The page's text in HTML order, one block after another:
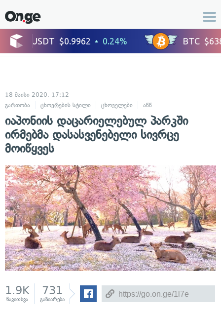
18 მაისი 2020, 17:12
გართობა
ცხოვრების სტილი ცხოველები აწწ
იაპონიის დაცარიელებულ პარკში
ირმებმა დასასვენებელი სივრცე
მოიწყვეს
1.9K
წაკითხვა
731
გაზიარება